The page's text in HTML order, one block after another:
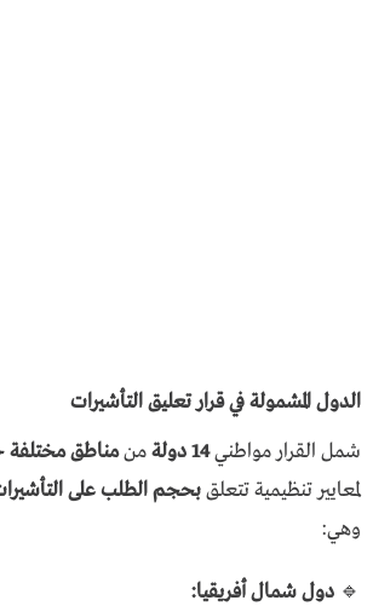
الدول المشمولة في قرار تعليق التأشيرات
شمل القرار مواطني14 دولة منمناطق مختلفة
لمعايير تنظيمية تتعلقبحجم الطلب على
وهي:
🔹 دول شمال أفريقيا: